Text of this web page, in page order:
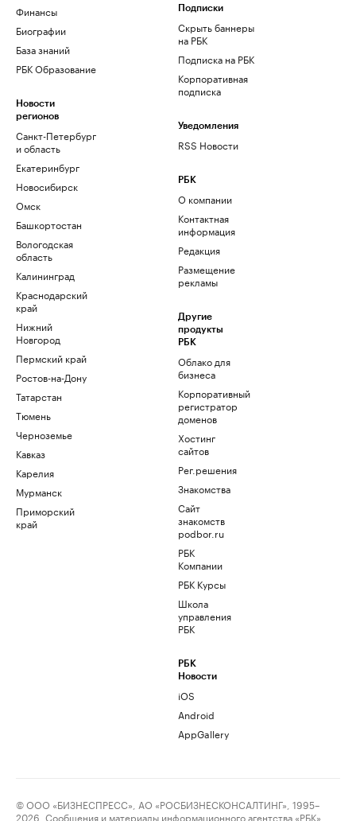
Финансы
Биографии
База знаний
РБК Образование
Новости
регионов
Санкт-Петербург
и область
Екатеринбург
Новосибирск
Омск
Башкортостан
Вологодская
область
Калининград
Краснодарский
край
Нижний
Новгород
Пермский край
Ростов-на-Дону
Татарстан
Тюмень
Черноземье
Кавказ
Карелия
Мурманск
Приморский
край
Подписки
Скрыть баннеры
на РБК
Подписка на РБК
Корпоративная
подписка
Уведомления
RSS Новости
РБК
О компании
Контактная
информация
Редакция
Размещение
рекламы
Другие
продукты
РБК
Облако для
бизнеса
Корпоративный
регистратор
доменов
Хостинг
сайтов
Рег.решения
Знакомства
Сайт
знакомств
podbor.ru
РБК
Компании
РБК Курсы
Школа
управления
РБК
РБК
Новости
iOS
Android
AppGallery
© ООО «БИЗНЕСПРЕСС», АО «РОСБИЗНЕСКОНСАЛТИНГ», 1995–
2026. Сообщения и материалы информационного агентства «РБК»